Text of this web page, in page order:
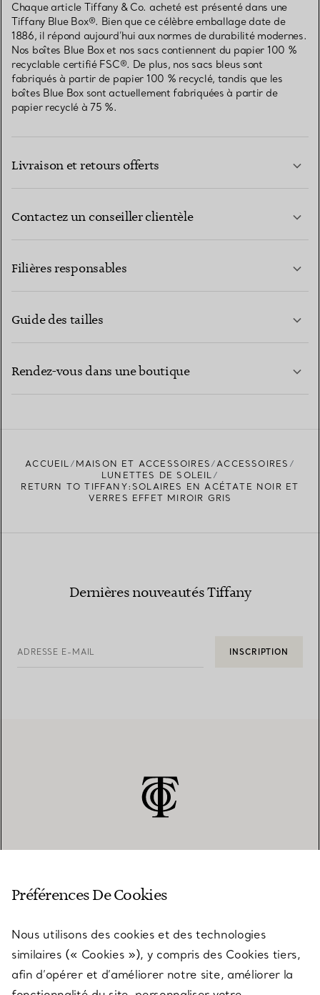
Chaque article Tiffany & Co. acheté est présenté dans une
Tiffany Blue Box®. Bien que ce célèbre emballage date de
1886, il répond aujourd’hui aux normes de durabilité modernes.
Nos boîtes Blue Box et nos sacs contiennent du papier 100 %
recyclable certifié FSC®. De plus, nos sacs bleus sont
fabriqués à partir de papier 100 % recyclé, tandis que les
boîtes Blue Box sont actuellement fabriquées à partir de
papier recyclé à 75 %.
Livraison et retours offerts
Contactez un conseiller clientèle
Filières responsables
Guide des tailles
Rendez-vous dans une boutique
TROUVEZ LA BOUTIQUE LA PLUS PROCHE
ACCUEIL MAISON ET ACCESSOIRES
ACCESSOIRES
LUNETTES DE SOLEIL
RETURN TO TIFFANY:SOLAIRES EN ACÉTATE NOIR ET
VERRES EFFET MIROIR GRIS
Dernières nouveautés Tiffany
ADRESSE E-MAIL INSCRIPTION
SERVICES
Préférences De Cookies
Nous utilisons des cookies et des technologies
similaires (« Cookies »), y compris des Cookies tiers,
afin d’opérer et d’améliorer notre site, améliorer la